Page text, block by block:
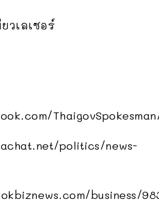
วเลเซอร์
politics/news-
business/